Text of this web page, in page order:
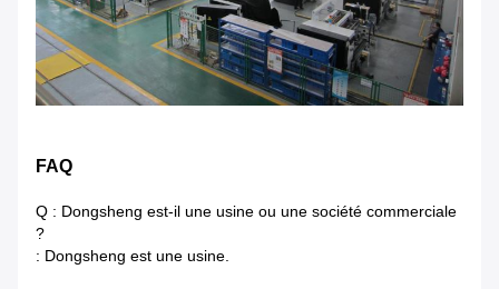
FAQ
Q : Dongsheng est-il une usine ou une société commerciale
?
: Dongsheng est une usine.